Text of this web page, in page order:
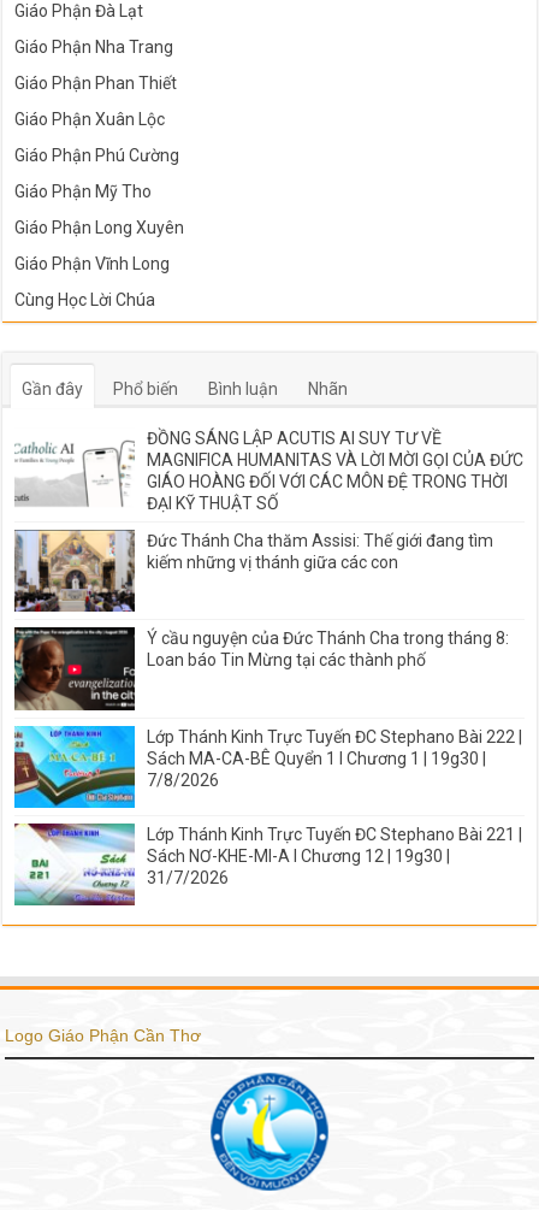
Giáo Phận Đà Lạt
Giáo Phận Nha Trang
Giáo Phận Phan Thiết
Giáo Phận Xuân Lộc
Giáo Phận Phú Cường
Giáo Phận Mỹ Tho
Giáo Phận Long Xuyên
Giáo Phận Vĩnh Long
Cùng Học Lời Chúa
Gần đây Phổ biến Bình luận Nhãn
ĐỒNG SÁNG LẬP ACUTIS AI SUY TƯ VỀ
MAGNIFICA HUMANITAS VÀ LỜI MỜI GỌI CỦA ĐỨC
GIÁO HOÀNG ĐỐI VỚI CÁC MÔN ĐỆ TRONG THỜI
ĐẠI KỸ THUẬT SỐ
Đức Thánh Cha thăm Assisi: Thế giới đang tìm
kiếm những vị thánh giữa các con
Ý cầu nguyện của Đức Thánh Cha trong tháng 8:
Loan báo Tin Mừng tại các thành phố
Lớp Thánh Kinh Trực Tuyến ĐC Stephano Bài 222 |
Sách MA-CA-BÊ Quyển 1 I Chương 1 | 19g30 |
7/8/2026
Lớp Thánh Kinh Trực Tuyến ĐC Stephano Bài 221 |
Sách NƠ-KHE-MI-A I Chương 12 | 19g30 |
31/7/2026
Logo Giáo Phận Cần Thơ